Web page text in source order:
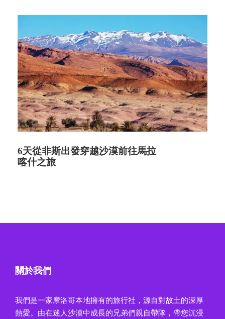
6天從非斯出發穿越沙漠前往馬拉
喀什之旅
關於我們
我們是一家摩洛哥本地擁有的旅行社，源自對故土的深厚
熱愛。由在迷人沙漠中成長的兄弟們親自帶隊，帶您沉浸